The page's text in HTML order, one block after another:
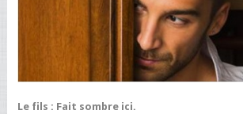
Le fils : Fait sombre ici.